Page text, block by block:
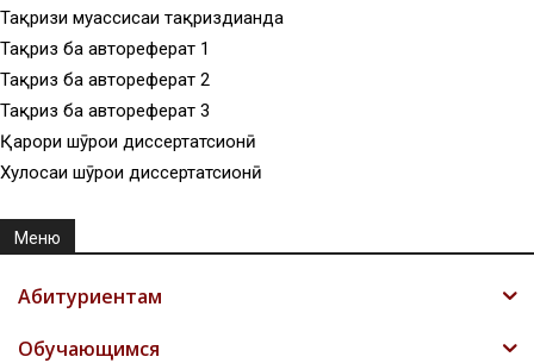
Тақризи муассисаи тақриздиҳанда
Тақриз ба автореферат 1
Тақриз ба автореферат 2
Тақриз ба автореферат 3
Қарори шӯрои диссертатсионӣ
Хулосаи шӯрои диссертатсионӣ
Меню
Абитуриентам
Обучающимся